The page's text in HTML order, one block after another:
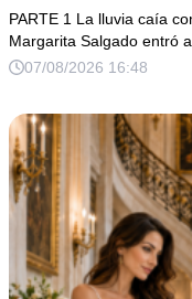
verdadero escándalo
PARTE 1 La lluvia caía
Margarita Salgado entró
07/08/2026 16:48